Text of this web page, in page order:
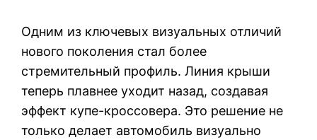
Одним из ключевых визуальных отличий
нового поколения стал более
стремительный профиль. Линия крыши
теперь плавнее уходит назад, создавая
эффект купе-кроссовера. Это решение не
только делает автомобиль визуально